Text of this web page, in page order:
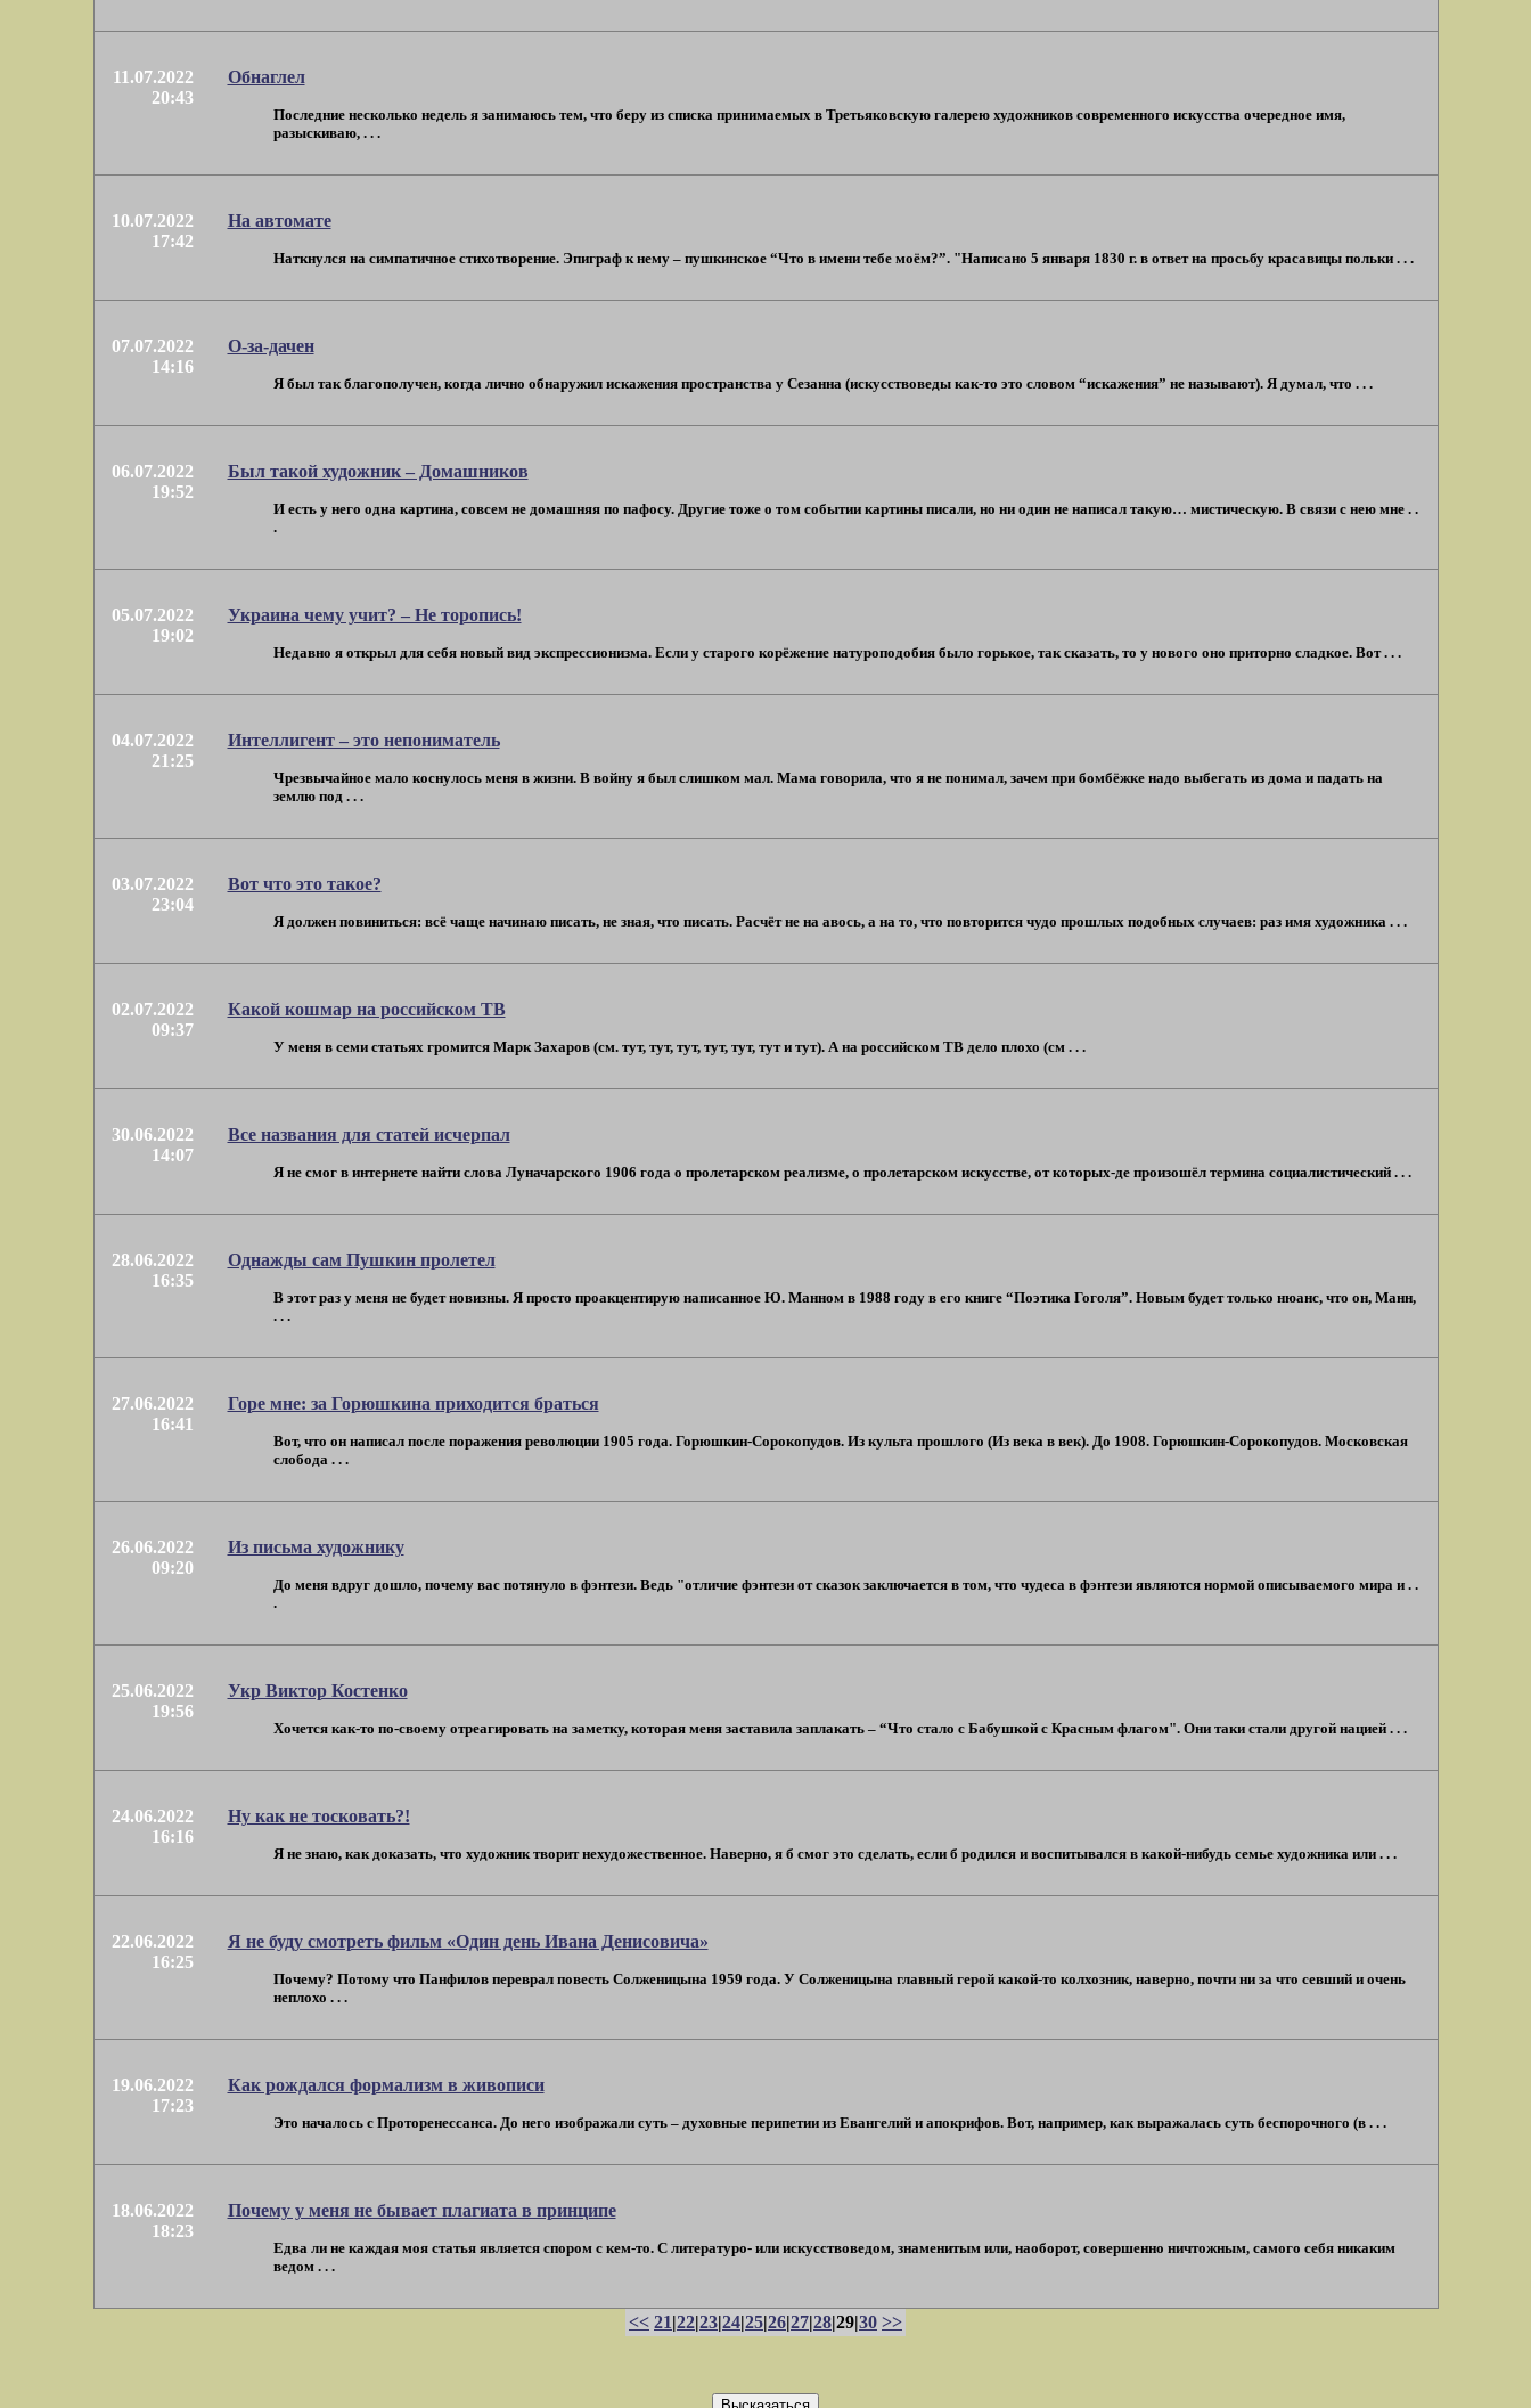
11.07.2022
20:43
Обнаглел
Последние несколько недель я занимаюсь тем, что беру из списка принимаемых в Третьяковскую галерею художников современного искусства очередное имя,
разыскиваю, . . .
10.07.2022
17:42
На автомате
Наткнулся на симпатичное стихотворение. Эпиграф к нему – пушкинское “Что в имени тебе моём?”. "Написано 5 января 1830 г. в ответ на просьбу красавицы польки . . .
07.07.2022
14:16
О-за-дачен
Я был так благополучен, когда лично обнаружил искажения пространства у Сезанна (искусствоведы как-то это словом “искажения” не называют). Я думал, что . . .
06.07.2022
19:52
Был такой художник – Домашников
И есть у него одна картина, совсем не домашняя по пафосу. Другие тоже о том событии картины писали, но ни один не написал такую… мистическую. В связи с нею мне . .
.
05.07.2022
19:02
Украина чему учит? – Не торопись!
Недавно я открыл для себя новый вид экспрессионизма. Если у старого корёжение натуроподобия было горькое, так сказать, то у нового оно приторно сладкое. Вот . . .
04.07.2022
21:25
Интеллигент – это непониматель
Чрезвычайное мало коснулось меня в жизни. В войну я был слишком мал. Мама говорила, что я не понимал, зачем при бомбёжке надо выбегать из дома и падать на
землю под . . .
03.07.2022
23:04
Вот что это такое?
Я должен повиниться: всё чаще начинаю писать, не зная, что писать. Расчёт не на авось, а на то, что повторится чудо прошлых подобных случаев: раз имя художника . . .
02.07.2022
09:37
Какой кошмар на российском ТВ
У меня в семи статьях громится Марк Захаров (см. тут, тут, тут, тут, тут, тут и тут). А на российском ТВ дело плохо (см . . .
30.06.2022
14:07
Все названия для статей исчерпал
Я не смог в интернете найти слова Луначарского 1906 года о пролетарском реализме, о пролетарском искусстве, от которых-де произошёл термина социалистический . . .
28.06.2022
16:35
Однажды сам Пушкин пролетел
В этот раз у меня не будет новизны. Я просто проакцентирую написанное Ю. Манном в 1988 году в его книге “Поэтика Гоголя”. Новым будет только нюанс, что он, Манн,
. . .
27.06.2022
16:41
Горе мне: за Горюшкина приходится браться
Вот, что он написал после поражения революции 1905 года. Горюшкин-Сорокопудов. Из культа прошлого (Из века в век). До 1908. Горюшкин-Сорокопудов. Московская
слобода . . .
26.06.2022
09:20
Из письма художнику
До меня вдруг дошло, почему вас потянуло в фэнтези. Ведь "отличие фэнтези от сказок заключается в том, что чудеса в фэнтези являются нормой описываемого мира и . .
.
25.06.2022
19:56
Укр Виктор Костенко
Хочется как-то по-своему отреагировать на заметку, которая меня заставила заплакать – “Что стало с Бабушкой с Красным флагом". Они таки стали другой нацией . . .
24.06.2022
16:16
Ну как не тосковать?!
Я не знаю, как доказать, что художник творит нехудожественное. Наверно, я б смог это сделать, если б родился и воспитывался в какой-нибудь семье художника или . . .
22.06.2022
16:25
Я не буду смотреть фильм «Один день Ивана Денисовича»
Почему? Потому что Панфилов переврал повесть Солженицына 1959 года. У Солженицына главный герой какой-то колхозник, наверно, почти ни за что севший и очень
неплохо . . .
19.06.2022
17:23
Как рождался формализм в живописи
Это началось с Проторенессанса. До него изображали суть – духовные перипетии из Евангелий и апокрифов. Вот, например, как выражалась суть беспорочного (в . . .
18.06.2022
18:23
Почему у меня не бывает плагиата в принципе
Едва ли не каждая моя статья является спором с кем-то. С литературо- или искусствоведом, знаменитым или, наоборот, совершенно ничтожным, самого себя никаким
ведом . . .
<< 21|22|23|24|25|26|27|28|29|30 >>